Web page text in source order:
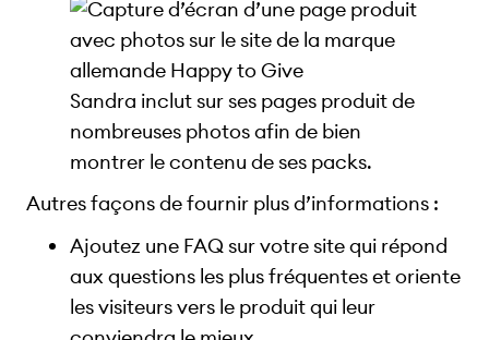
Sandra inclut sur ses pages produit de
nombreuses photos afin de bien
montrer le contenu de ses packs.
Autres façons de fournir plus d’informations :
Ajoutez une FAQ sur votre site qui répond
aux questions les plus fréquentes et oriente
les visiteurs vers le produit qui leur